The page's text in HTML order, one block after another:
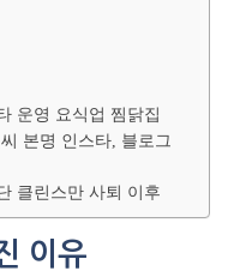
운영 요식업 찜닭집
본명 인스타, 블로그
클린스만 사퇴 이후
이유